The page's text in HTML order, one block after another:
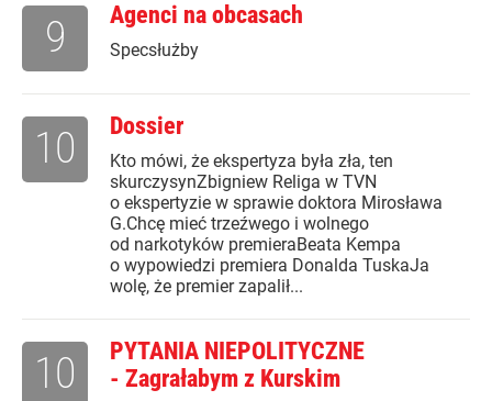
Agenci na obcasach
Specsłużby
9
Dossier
Kto mówi, że ekspertyza była zła, ten
skurczysynZbigniew Religa w TVN
o ekspertyzie w sprawie doktora Mirosława
G.Chcę mieć trzeźwego i wolnego
od narkotyków premieraBeata Kempa
o wypowiedzi premiera Donalda TuskaJa
wolę, że premier zapalił...
10
PYTANIA NIEPOLITYCZNE
- Zagrałabym z Kurskim
10